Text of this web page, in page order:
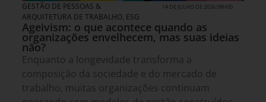
GESTÃO DE PESSOAS &
ARQUITETURA DE TRABALHO, ESG
14 DE JULHO DE 2026 08H00
Ageivism: o que acontece quando as
organizações envelhecem, mas suas ideias
não?
Enquanto a longevidade transforma a
composição da sociedade e do mercado de
trabalho, muitas organizações continuam